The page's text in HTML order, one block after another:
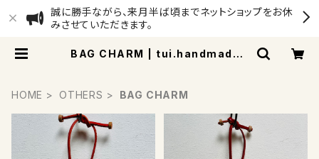
誠に勝手ながら、来月半ば頃までネットショップをお休
みさせていただきます。
BAG CHARM | tui.handmadeli
HOME OTHERS BAG CHARM